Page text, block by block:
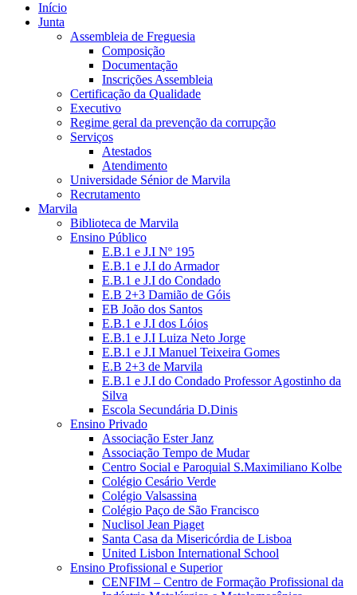
Início
Junta
Assembleia de Freguesia
Composição
Documentação
Inscrições Assembleia
Certificação da Qualidade
Executivo
Regime geral da prevenção da corrupção
Serviços
Atestados
Atendimento
Universidade Sénior de Marvila
Recrutamento
Marvila
Biblioteca de Marvila
Ensino Público
E.B.1 e J.I Nº 195
E.B.1 e J.I do Armador
E.B.1 e J.I do Condado
E.B 2+3 Damião de Góis
EB João dos Santos
E.B.1 e J.I dos Lóios
E.B.1 e J.I Luiza Neto Jorge
E.B.1 e J.I Manuel Teixeira Gomes
E.B 2+3 de Marvila
E.B.1 e J.I do Condado Professor Agostinho da
Silva
Escola Secundária D.Dinis
Ensino Privado
Associação Ester Janz
Associação Tempo de Mudar
Centro Social e Paroquial S.Maximiliano Kolbe
Colégio Cesário Verde
Colégio Valsassina
Colégio Paço de São Francisco
Nuclisol Jean Piaget
Santa Casa da Misericórdia de Lisboa
United Lisbon International School
Ensino Profissional e Superior
CENFIM – Centro de Formação Profissional da